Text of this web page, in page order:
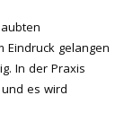
Eindruck gelangen
In der Praxis
es wird